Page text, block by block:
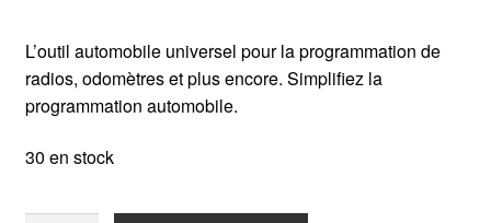
L’outil automobile universel pour la programmation de
radios, odomètres et plus encore. Simplifiez la
programmation automobile.
30 en stock